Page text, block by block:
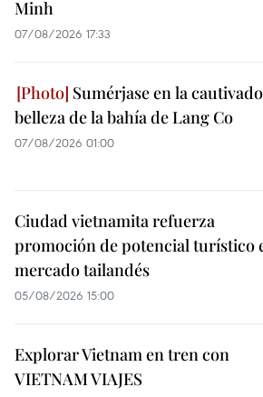
Minh
07/08/2026 17:33
Sumérjase en la
belleza de la bahía de Lang Co
07/08/2026 01:00
Ciudad vietnamita refuerza
promoción de potencial turístico
mercado tailandés
05/08/2026 15:00
Explorar Vietnam en tren con
VIETNAM VIAJES